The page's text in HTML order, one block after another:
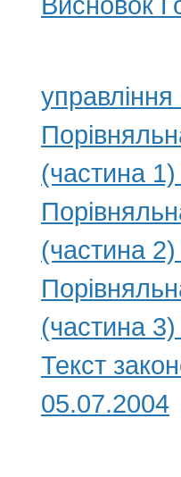
(частина
(частина
(частина
Текст
05.07.2004